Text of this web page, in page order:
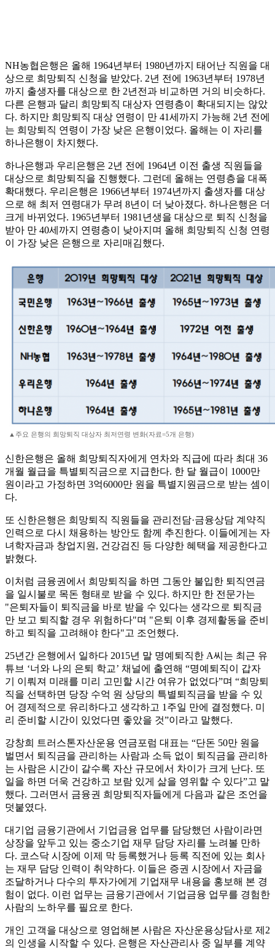
NH농협은행은 올해 1964년부터 1980년까지 태어난 직원을 대
상으로 희망퇴직 신청을 받았다. 2년 전에 1963년부터 1978년
까지 출생자를 대상으로 한 2년전과 비교하면 거의 비슷하다.
다른 은행과 달리 희망퇴직 대상자 연령층이 확대되지는 않았
다. 하지만 희망퇴직 대상 연령이 만 41세까지 가능해 2년 전에
는 희망퇴직 연령이 가장 낮은 은행이었다. 올해는 이 자리를
하나은행이 차지했다.
하나은행과 우리은행은 2년 전에 1964년 이전 출생 직원들을
대상으로 희망퇴직을 진행했다. 그런데 올해는 연령층을 대폭
확대했다. 우리은행은 1966년부터 1974년까지 출생자를 대상
으로 해 최저 연령대가 무려 8년이 더 낮아졌다. 하나은행은 더
크게 바뀌었다. 1965년부터 1981년생을 대상으로 퇴직 신청을
받아 만 40세까지 연령층이 낮아지며 올해 희망퇴직 신청 연령
이 가장 낮은 은행으로 자리매김했다.
▲주요 은행의 희망퇴직 대상자 최저연령 변화(자료=5개 은행)
신한은행은 올해 희망퇴직자에게 연차와 직급에 따라 최대 36
개월 월급을 특별퇴직금으로 지급한다. 한 달 월급이 1000만
원이라고 가정하면 3억6000만 원을 특별지원금으로 받는 셈이
다.
또 신한은행은 희망퇴직 직원들을 관리전담·금융상담 계약직
인력으로 다시 채용하는 방안도 함께 추진한다. 이들에게는 자
녀학자금과 창업지원, 건강검진 등 다양한 혜택을 제공한다고
밝혔다.
이처럼 금융권에서 희망퇴직을 하면 그동안 불입한 퇴직연금
을 일시불로 목돈 형태로 받을 수 있다. 하지만 한 전문가는
"은퇴자들이 퇴직금을 바로 받을 수 있다는 생각으로 퇴직금
만 보고 퇴직할 경우 위험하다"며 "은퇴 이후 경제활동을 준비
하고 퇴직을 고려해야 한다"고 조언했다.
25년간 은행에서 일하다 2015년 말 명예퇴직한 A씨는 최근 유
튜브 ‘너와 나의 은퇴 학교’ 채널에 출연해 “명예퇴직이 갑자
기 이뤄져 미래를 미리 고민할 시간 여유가 없었다”며 “희망퇴
직을 선택하면 당장 수억 원 상당의 특별퇴직금을 받을 수 있
어 경제적으로 유리하다고 생각하고 1주일 만에 결정했다. 미
리 준비할 시간이 있었다면 좋았을 것”이라고 말했다.
강창희 트러스톤자산운용 연금포럼 대표는 “단돈 50만 원을
벌면서 퇴직금을 관리하는 사람과 소득 없이 퇴직금을 관리하
는 사람은 시간이 갈수록 자산 규모에서 차이가 크게 난다. 또
일을 하면 더욱 건강하고 보람 있게 삶을 영위할 수 있다”고 말
했다. 그러면서 금융권 희망퇴직자들에게 다음과 같은 조언을
덧붙였다.
대기업 금융기관에서 기업금융 업무를 담당했던 사람이라면
상장을 앞두고 있는 중소기업 재무 담당 자리를 노려볼 만하
다. 코스닥 시장에 이제 막 등록했거나 등록 직전에 있는 회사
는 재무 담당 인력이 취약하다. 이들은 증권 시장에서 자금을
조달하거나 다수의 투자가에게 기업재무 내용을 홍보해 본 경
험이 없다. 이런 업무는 금융기관에서 기업금융 업무를 경험한
사람의 노하우를 필요로 한다.
개인 고객을 대상으로 영업해본 사람은 자산운용상담사로 제2
의 인생을 시작할 수 있다. 은행은 자산관리사 중 일부를 계약